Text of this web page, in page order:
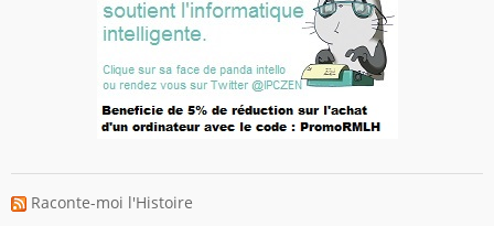
Raconte-moi l'Histoire